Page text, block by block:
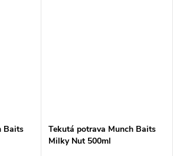
Baits
Tekutá potrava Munch Baits
Milky Nut 500ml